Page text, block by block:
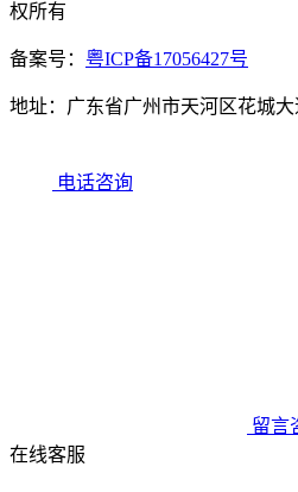
权所有
备案号： 粤ICP备17056427号
地址：广东省广州市天河区花城
电话咨询
留言
在线客服